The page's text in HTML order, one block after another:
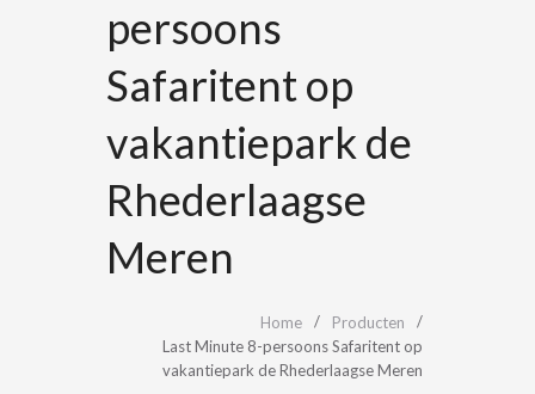
persoons
Safaritent op
vakantiepark de
Rhederlaagse
Meren
Home
Producten
Last Minute 8-persoons Safaritent op
vakantiepark de Rhederlaagse Meren